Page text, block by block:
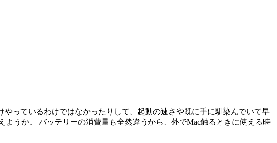
っているわけではなかったりして、起動の速さや既に手に馴染んでいて早
うか。 バッテリーの消費量も全然違うから、外でMac触るときに使える時